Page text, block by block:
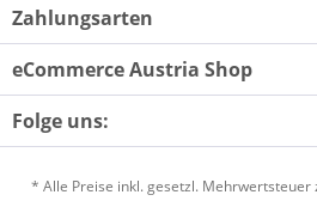
Zahlungsarten
eCommerce Austria Shop
Folge uns:
* Alle Preise inkl. gesetzl. Mehrwertsteuer